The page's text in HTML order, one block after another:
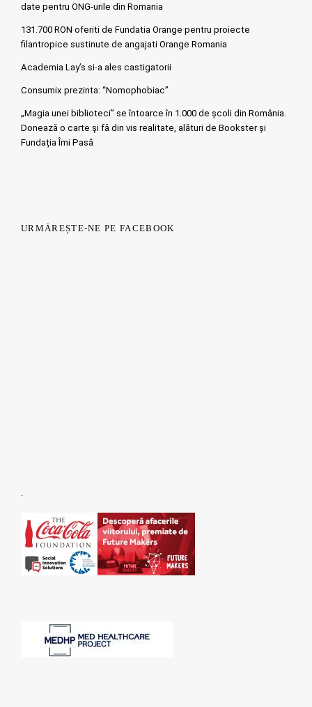
date pentru ONG-urile din Romania
131.700 RON oferiti de Fundatia Orange pentru proiecte
filantropice sustinute de angajati Orange Romania
Academia Lay’s si-a ales castigatorii
Consumix prezinta: “Nomophobiac”
„Magia unei biblioteci” se întoarce în 1.000 de școli din România.
Doneazǎ o carte şi fǎ din vis realitate, alături de Bookster și
Fundația Îmi Pasă
URMĂREȘTE-NE PE FACEBOOK
.